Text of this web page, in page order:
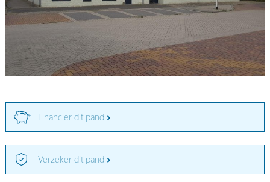
Financier dit pand
Verzeker dit pand